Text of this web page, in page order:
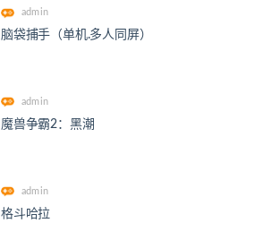
admin
脑袋捕手（单机.多人同屏）
admin
魔兽争霸2：黑潮
admin
格斗哈拉